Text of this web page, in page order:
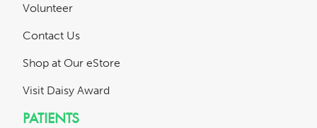
Volunteer
Contact Us
Shop at Our eStore
Visit Daisy Award
PATIENTS